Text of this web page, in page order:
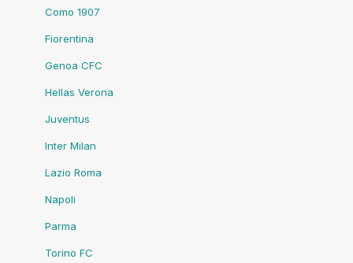
Como 1907
Fiorentina
Genoa CFC
Hellas Verona
Juventus
Inter Milan
Lazio Roma
Napoli
Parma
Torino FC